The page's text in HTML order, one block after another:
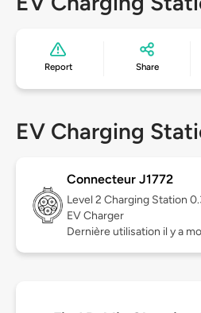
Report Share
EV Charging
Connecteur J1772
Level 2 Charging Station
EV Charger
Dernière utilisation il y a